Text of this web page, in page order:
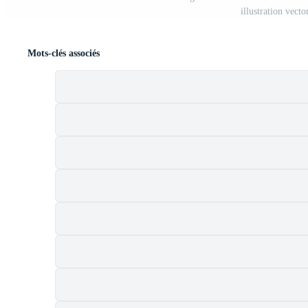
illustration
Mots-clés associés